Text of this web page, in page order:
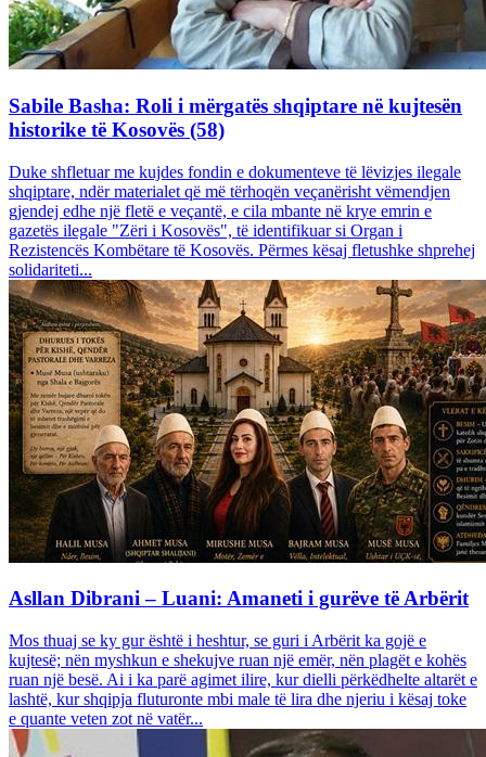
Sabile Basha: Roli i mërgatës shqiptare në kujtesën
historike të Kosovës (58)
Duke shfletuar me kujdes fondin e dokumenteve të lëvizjes ilegale
shqiptare, ndër materialet që më tërhoqën veçanërisht vëmendjen
gjendej edhe një fletë e veçantë, e cila mbante në krye emrin e
gazetës ilegale "Zëri i Kosovës", të identifikuar si Organ i
Rezistencës Kombëtare të Kosovës. Përmes kësaj fletushke shprehej
solidariteti...
Asllan Dibrani – Luani: Amaneti i gurëve të Arbërit
Mos thuaj se ky gur është i heshtur, se guri i Arbërit ka gojë e
kujtesë; nën myshkun e shekujve ruan një emër, nën plagët e kohës
ruan një besë. Ai i ka parë agimet ilire, kur dielli përkëdhelte altarët e
lashtë, kur shqipja fluturonte mbi male të lira dhe njeriu i kësaj toke
e quante veten zot në vatër...